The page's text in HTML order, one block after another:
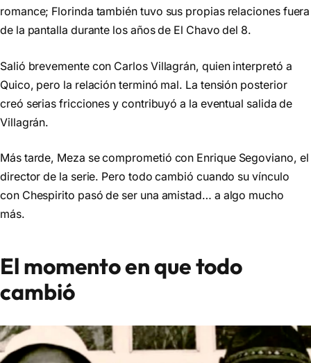
romance; Florinda también tuvo sus propias relaciones fuera
de la pantalla durante los años de El Chavo del 8.
Salió brevemente con Carlos Villagrán, quien interpretó a
Quico, pero la relación terminó mal. La tensión posterior
creó serias fricciones y contribuyó a la eventual salida de
Villagrán.
Más tarde, Meza se comprometió con Enrique Segoviano, el
director de la serie. Pero todo cambió cuando su vínculo
con Chespirito pasó de ser una amistad… a algo mucho
más.
El momento en que todo
cambió